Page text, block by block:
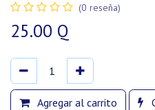
(0 reseña)
25.00 Q
Agregar al carrito